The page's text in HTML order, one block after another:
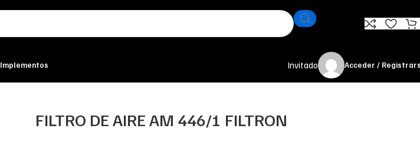
Implementos Invitado Acceder /
FILTRO DE AIRE AM 446/1 FILTRON